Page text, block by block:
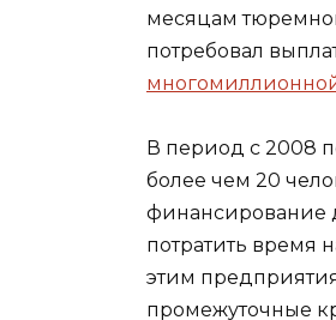
месяцам
потребовал
В период с 2008
более чем 20
финансирование
потратить время
этим
промежуточные